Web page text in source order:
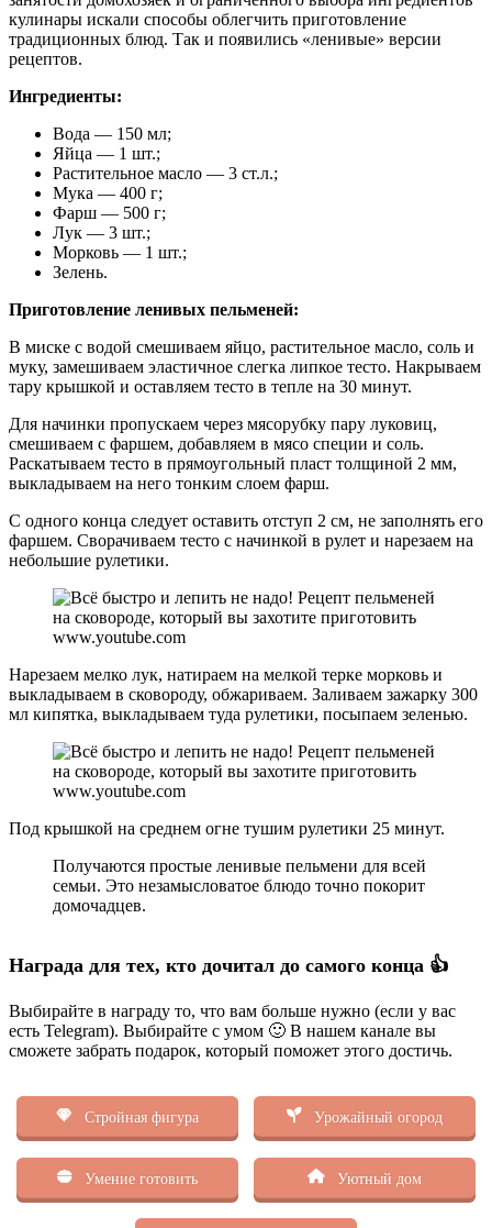
кулинары искали способы облегчить приготовление
традиционных блюд. Так и появились «ленивые» версии
рецептов.
Ингредиенты:
Вода — 150 мл;
Яйца — 1 шт.;
Растительное масло — 3 ст.л.;
Мука — 400 г;
Фарш — 500 г;
Лук — 3 шт.;
Морковь — 1 шт.;
Зелень.
Приготовление ленивых пельменей:
В миске с водой смешиваем яйцо, растительное масло, соль и
муку, замешиваем эластичное слегка липкое тесто. Накрываем
тару крышкой и оставляем тесто в тепле на 30 минут.
Для начинки пропускаем через мясорубку пару луковиц,
смешиваем с фаршем, добавляем в мясо специи и соль.
Раскатываем тесто в прямоугольный пласт толщиной 2 мм,
выкладываем на него тонким слоем фарш.
С одного конца следует оставить отступ 2 см, не заполнять его
фаршем. Сворачиваем тесто с начинкой в рулет и нарезаем на
небольшие рулетики.
www.youtube.com
Нарезаем мелко лук, натираем на мелкой терке морковь и
выкладываем в сковороду, обжариваем. Заливаем зажарку 300
мл кипятка, выкладываем туда рулетики, посыпаем зеленью.
www.youtube.com
Под крышкой на среднем огне тушим рулетики 25 минут.
Получаются простые ленивые пельмени для всей
семьи. Это незамысловатое блюдо точно покорит
домочадцев.
Награда для тех, кто дочитал до самого конца 👍
Выбирайте в награду то, что вам больше нужно (если у вас
есть Telegram). Выбирайте с умом 🙂 В нашем канале вы
сможете забрать подарок, который поможет этого достичь.
Стройная фигура Урожайный огород
Умение готовить Уютный дом